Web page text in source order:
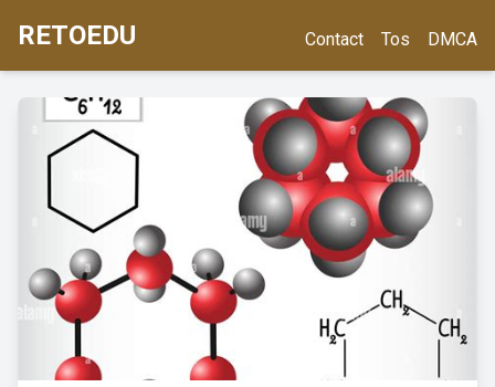
RETOEDU Contact Tos DMCA